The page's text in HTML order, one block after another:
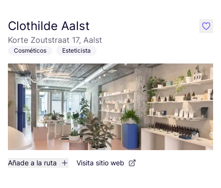
Clothilde Aalst
Korte Zoutstraat 17, Aalst
Cosméticos Esteticista
Añade a la ruta Visita sitio web
like